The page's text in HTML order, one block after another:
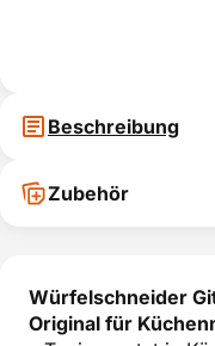
Beschreibung
Zubehör
Würfelschneider
Original für